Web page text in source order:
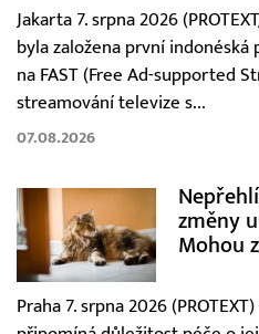
Jakarta 7. srpna 2026
byla založena první
na FAST (Free Ad-supported
streamování televize s...
07.08.2026
změny
Mohou
Praha 7. srpna 2026